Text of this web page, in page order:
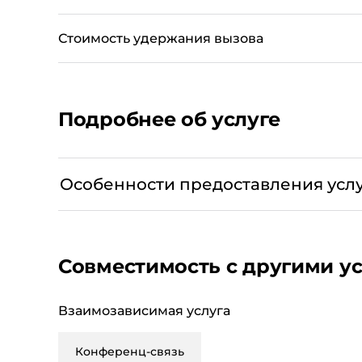
Стоимость удержания вызова
Подробнее об услуге
Особенности предоставления
обслуживающихся на тарифном плане
При отказе от услуги «Удержание вызова»
Совместимость с другими
Взаимозависимая услуга
Конференц-связь